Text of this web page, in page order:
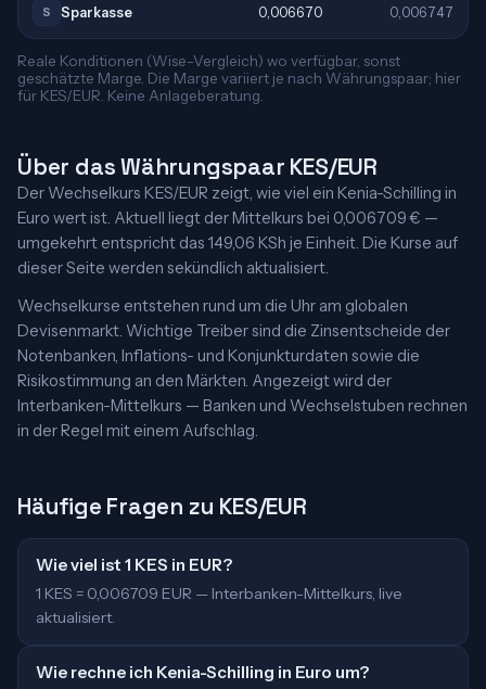
S Sparkasse 0,006670 0,006747
Reale Konditionen (Wise-Vergleich) wo verfügbar, sonst
geschätzte Marge. Die Marge variiert je nach Währungspaar; hier
für KES/EUR. Keine Anlageberatung.
Über das Währungspaar KES/EUR
Der Wechselkurs KES/EUR zeigt, wie viel ein Kenia-Schilling in
Euro wert ist. Aktuell liegt der Mittelkurs bei 0,006709 € —
umgekehrt entspricht das 149,06 KSh je Einheit. Die Kurse auf
dieser Seite werden sekündlich aktualisiert.
Wechselkurse entstehen rund um die Uhr am globalen
Devisenmarkt. Wichtige Treiber sind die Zinsentscheide der
Notenbanken, Inflations- und Konjunkturdaten sowie die
Risikostimmung an den Märkten. Angezeigt wird der
Interbanken-Mittelkurs — Banken und Wechselstuben rechnen
in der Regel mit einem Aufschlag.
Häufige Fragen zu KES/EUR
Wie viel ist 1 KES in EUR?
1 KES = 0,006709 EUR — Interbanken-Mittelkurs, live
aktualisiert.
Wie rechne ich Kenia-Schilling in Euro um?